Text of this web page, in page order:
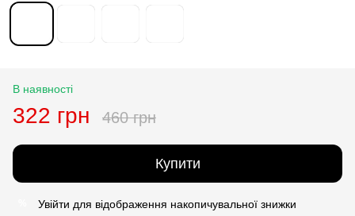
В наявності
322 грн 460 грн
Купити
Увійти для відображення накопичувальної знижки